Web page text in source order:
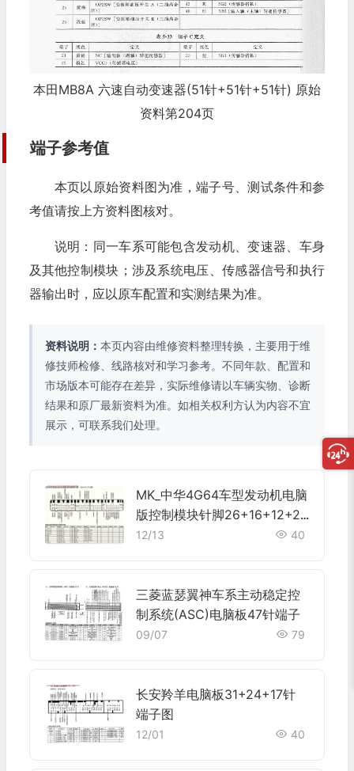
本田MB8A 六速自动变速器(51针+51针+51针) 原始
资料第204页
端子参考值
本页以原始资料图为准，端子号、测试条件和参
考值请按上方资料图核对。
说明：同一车系可能包含发动机、变速器、车身
及其他控制模块；涉及系统电压、传感器信号和执行
器输出时，应以原车配置和实测结果为准。
资料说明： 本页内容由维修资料整理转换，主要用于维
修技师检修、线路核对和学习参考。不同年款、配置和
市场版本可能存在差异，实际维修请以车辆实物、诊断
结果和原厂最新资料为准。如相关权利方认为内容不宜
展示，可联系我们处理。
MK_中华4G64车型发动机电脑
版控制模块针脚26+16+12+22
针 端子图
12/13 40
三菱蓝瑟翼神车系主动稳定控
制系统(ASC)电脑板47针端子
09/07 79
长安羚羊电脑板31+24+17针
端子图
12/01 40